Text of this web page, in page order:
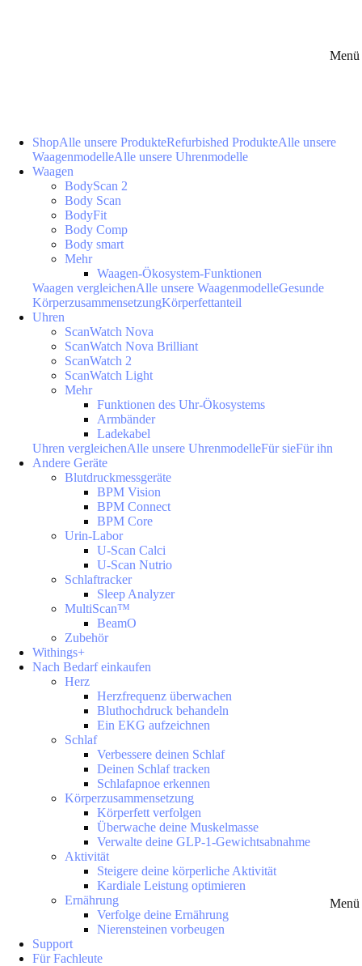
Menü
Menü
ShopAlle unsere ProdukteRefurbished ProdukteAlle unsere
WaagenmodelleAlle unsere Uhrenmodelle
Waagen
BodyScan 2
Body Scan
BodyFit
Body Comp
Body smart
Mehr
Waagen-Ökosystem-Funktionen
Waagen vergleichenAlle unsere WaagenmodelleGesunde
KörperzusammensetzungKörperfettanteil
Uhren
ScanWatch Nova
ScanWatch Nova Brilliant
ScanWatch 2
ScanWatch Light
Mehr
Funktionen des Uhr-Ökosystems
Armbänder
Ladekabel
Uhren vergleichenAlle unsere UhrenmodelleFür sieFür ihn
Andere Geräte
Blutdruckmessgeräte
BPM Vision
BPM Connect
BPM Core
Urin-Labor
U-Scan Calci
U-Scan Nutrio
Schlaftracker
Sleep Analyzer
MultiScan™
BeamO
Zubehör
Withings+
Nach Bedarf einkaufen
Herz
Herzfrequenz überwachen
Bluthochdruck behandeln
Ein EKG aufzeichnen
Schlaf
Verbessere deinen Schlaf
Deinen Schlaf tracken
Schlafapnoe erkennen
Körperzusammensetzung
Körperfett verfolgen
Überwache deine Muskelmasse
Verwalte deine GLP-1-Gewichtsabnahme
Aktivität
Steigere deine körperliche Aktivität
Kardiale Leistung optimieren
Ernährung
Verfolge deine Ernährung
Nierensteinen vorbeugen
Support
Für Fachleute